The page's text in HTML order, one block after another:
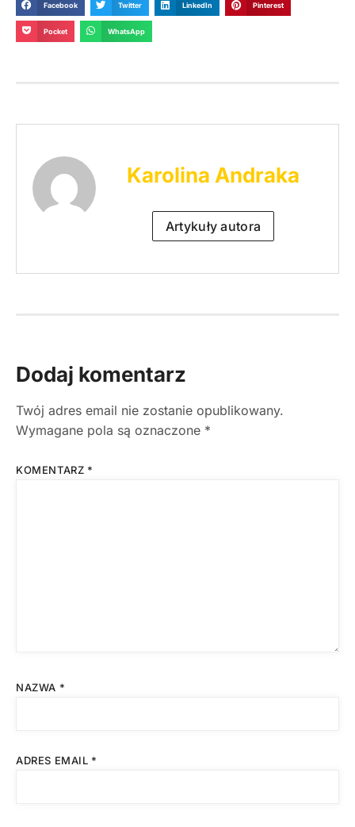
Facebook Twitter LinkedIn Pinterest
Pocket WhatsApp
Karolina Andraka
Artykuły autora
Dodaj komentarz
Twój adres email nie zostanie opublikowany.
Wymagane pola są oznaczone *
KOMENTARZ *
NAZWA *
ADRES EMAIL *